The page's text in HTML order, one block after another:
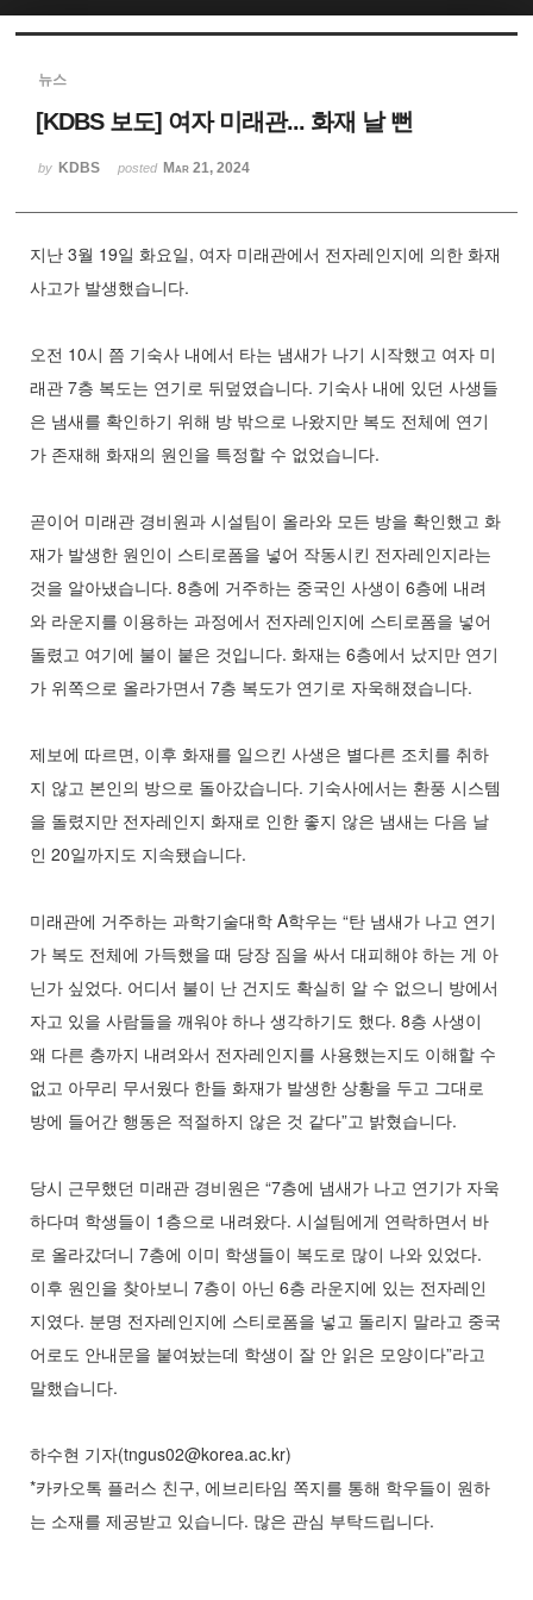
뉴스
[KDBS 보도] 여자 미래관... 화재 날 뻔
by KDBS posted Mar 21, 2024
지난 3월 19일 화요일, 여자 미래관에서 전자레인지에 의한 화재
사고가 발생했습니다.
오전 10시 쯤 기숙사 내에서 타는 냄새가 나기 시작했고 여자 미
래관 7층 복도는 연기로 뒤덮였습니다. 기숙사 내에 있던 사생들
은 냄새를 확인하기 위해 방 밖으로 나왔지만 복도 전체에 연기
가 존재해 화재의 원인을 특정할 수 없었습니다.
곧이어 미래관 경비원과 시설팀이 올라와 모든 방을 확인했고 화
재가 발생한 원인이 스티로폼을 넣어 작동시킨 전자레인지라는
것을 알아냈습니다. 8층에 거주하는 중국인 사생이 6층에 내려
와 라운지를 이용하는 과정에서 전자레인지에 스티로폼을 넣어
돌렸고 여기에 불이 붙은 것입니다. 화재는 6층에서 났지만 연기
가 위쪽으로 올라가면서 7층 복도가 연기로 자욱해졌습니다.
제보에 따르면, 이후 화재를 일으킨 사생은 별다른 조치를 취하
지 않고 본인의 방으로 돌아갔습니다. 기숙사에서는 환풍 시스템
을 돌렸지만 전자레인지 화재로 인한 좋지 않은 냄새는 다음 날
인 20일까지도 지속됐습니다.
미래관에 거주하는 과학기술대학 A학우는 “탄 냄새가 나고 연기
가 복도 전체에 가득했을 때 당장 짐을 싸서 대피해야 하는 게 아
닌가 싶었다. 어디서 불이 난 건지도 확실히 알 수 없으니 방에서
자고 있을 사람들을 깨워야 하나 생각하기도 했다. 8층 사생이
왜 다른 층까지 내려와서 전자레인지를 사용했는지도 이해할 수
없고 아무리 무서웠다 한들 화재가 발생한 상황을 두고 그대로
방에 들어간 행동은 적절하지 않은 것 같다”고 밝혔습니다.
당시 근무했던 미래관 경비원은 “7층에 냄새가 나고 연기가 자욱
하다며 학생들이 1층으로 내려왔다. 시설팀에게 연락하면서 바
로 올라갔더니 7층에 이미 학생들이 복도로 많이 나와 있었다.
이후 원인을 찾아보니 7층이 아닌 6층 라운지에 있는 전자레인
지였다. 분명 전자레인지에 스티로폼을 넣고 돌리지 말라고 중국
어로도 안내문을 붙여놨는데 학생이 잘 안 읽은 모양이다”라고
말했습니다.
하수현 기자(tngus02@korea.ac.kr)
*카카오톡 플러스 친구, 에브리타임 쪽지를 통해 학우들이 원하
는 소재를 제공받고 있습니다. 많은 관심 부탁드립니다.
Sketchbook5, 스케치북5
Sketchbook5, 스케치북5